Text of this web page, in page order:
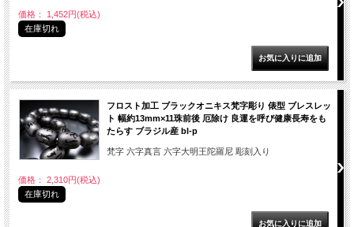
価格： 1,452円(税込)
在庫切れ
フロスト加工 ブラックオニキス梵字彫り 俵型 ブレスレッ
ト 幅約13mm×11珠前後 厄除け 良運を呼び健康長寿をも
たらす ブラジル産 bl-p
梵字 六字真言 六字大明王陀羅尼 彫刻入り
価格： 2,310円(税込)
在庫切れ